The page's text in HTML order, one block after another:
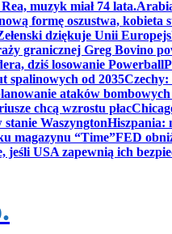
muzyk miał 74 lata.
formę oszustwa, kobieta
dziękuje Unii
granicznej Greg Bovino
dziś losowanie Powerball
spalinowych od 2035
ataków
chcą wzrostu płac
WaszyngtonHiszpania:
magazynu “Time”FED
jeśli USA zapewnią ich